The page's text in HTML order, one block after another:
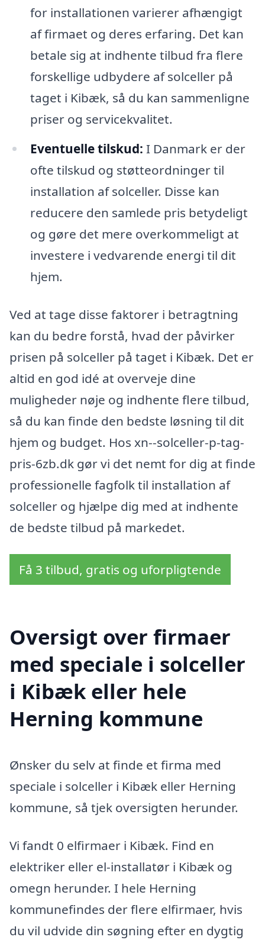
for installationen varierer afhængigt
af firmaet og deres erfaring. Det kan
betale sig at indhente tilbud fra flere
forskellige udbydere af solceller på
taget i Kibæk, så du kan sammenligne
priser og servicekvalitet.
Eventuelle tilskud: I Danmark er der
ofte tilskud og støtteordninger til
installation af solceller. Disse kan
reducere den samlede pris betydeligt
og gøre det mere overkommeligt at
investere i vedvarende energi til dit
hjem.
Ved at tage disse faktorer i betragtning
kan du bedre forstå, hvad der påvirker
prisen på solceller på taget i Kibæk. Det er
altid en god idé at overveje dine
muligheder nøje og indhente flere tilbud,
så du kan finde den bedste løsning til dit
hjem og budget. Hos xn--solceller-p-tag-
pris-6zb.dk gør vi det nemt for dig at finde
professionelle fagfolk til installation af
solceller og hjælpe dig med at indhente
de bedste tilbud på markedet.
Få 3 tilbud, gratis og uforpligtende
Oversigt over firmaer
med speciale i solceller
i Kibæk eller hele
Herning kommune
Ønsker du selv at finde et firma med
speciale i solceller i Kibæk eller Herning
kommune, så tjek oversigten herunder.
Vi fandt 0 elfirmaer i Kibæk. Find en
elektriker eller el-installatør i Kibæk og
omegn herunder. I hele Herning
kommunefindes der flere elfirmaer, hvis
du vil udvide din søgning efter en dygtig